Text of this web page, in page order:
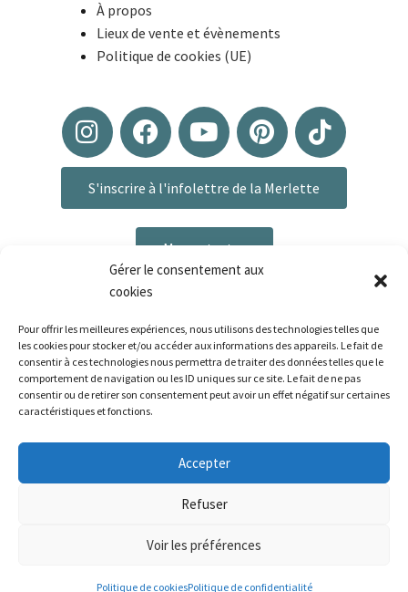
Gérer le consentement aux
cookies
Pour offrir les meilleures expériences, nous utilisons des technologies telles que
les cookies pour stocker et/ou accéder aux informations des appareils. Le fait de
consentir à ces technologies nous permettra de traiter des données telles que le
comportement de navigation ou les ID uniques sur ce site. Le fait de ne pas
consentir ou de retirer son consentement peut avoir un effet négatif sur certaines
caractéristiques et fonctions.
Accepter
Refuser
Voir les préférences
Politique de cookiesPolitique de confidentialité
Bonjour ! Le délai de préparation de vos commandes
est de 3 à 6 jours ouvrés. La livraison est disponible via La
Poste, ou Mondial Relay pour les pays concernés.
À propos
Lieux de vente et évènements
Politique de cookies (UE)
S'inscrire à l'infolettre de la Merlette
Me contacter
Plan du site|Mentions légales
CGV
La Palette de la Merlette - 2026 | Réalisé par La Palette de la